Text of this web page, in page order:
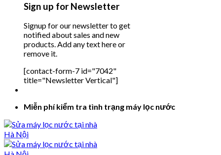
Sign up for Newsletter
Signup for our newsletter to get
notified about sales and new
products. Add any text here or
remove it.
[contact-form-7 id="7042"
title="Newsletter Vertical"]
Miễn phí kiểm tra tình trạng máy lọc nước